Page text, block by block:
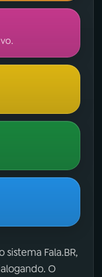
Fala.BR,
O